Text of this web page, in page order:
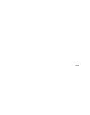
−